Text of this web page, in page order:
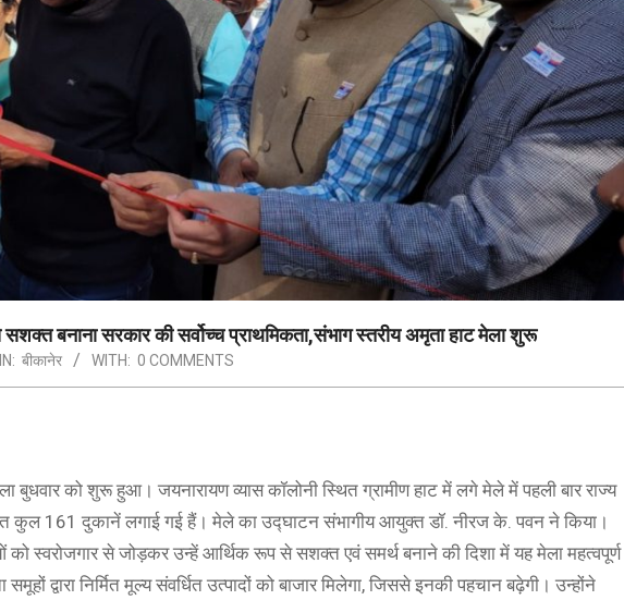
बनाना सरकार की सर्वोच्च प्राथमिकता,संभाग स्तरीय अमृता हाट मेला शुरू
IN: बीकानेर WITH: 0 COMMENTS
बुधवार को शुरू हुआ। जयनारायण व्यास कॉलोनी स्थित ग्रामीण हाट में लगे मेले में पहली बार राज्य
कुल 161 दुकानें लगाई गई हैं। मेले का उद्घाटन संभागीय आयुक्त डॉ. नीरज के. पवन ने किया।
को स्वरोजगार से जोड़कर उन्हें आर्थिक रूप से सशक्त एवं समर्थ बनाने की दिशा में यह मेला महत्वपूर्ण
द्वारा निर्मित मूल्य संवर्धित उत्पादों को बाजार मिलेगा, जिससे इनकी पहचान बढ़ेगी। उन्होंने